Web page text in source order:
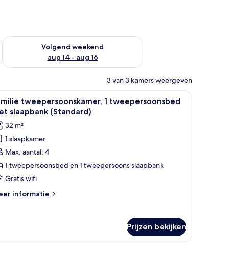
weekend aug 7 - aug 9
Volgend weekend
aug 14 - aug 16
De beschikbaarheid controleren voor volgend weekend aug
3 van 3 kamers weergeven
| Luxe beddengoed, een laptopwerkplek, verduisterende gordijnen
Familie tweepersoonskamer, 1
6
tweepersoonskamer, 1 tweepersoonsbed
slaapbank (Standard)
32 m²
1 slaapkamer
Max. aantal: 4
1 tweepersoonsbed en 1 tweepersoons slaapbank
Gratis wifi
informatie
Prijzen bekijken